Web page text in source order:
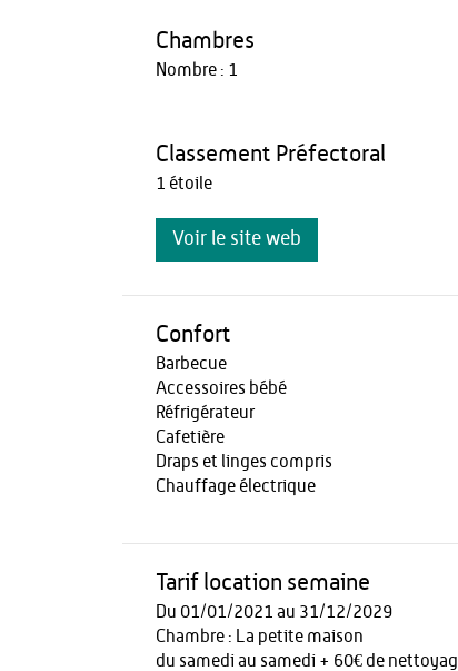
Chambres
Nombre : 1
Classement Préfectoral
1 étoile
Voir le site web
Confort
Barbecue
Accessoires bébé
Réfrigérateur
Cafetière
Draps et linges compris
Chauffage électrique
Tarif location semaine
Du 01/01/2021 au 31/12/2029
Chambre : La petite maison
du samedi au samedi + 60€ de